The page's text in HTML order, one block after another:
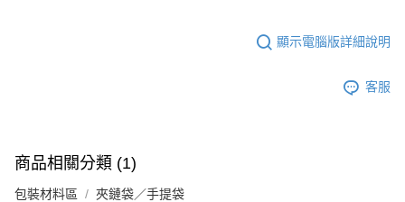
顯示電腦版詳細說明
客服
商品相關分類 (1)
包裝材料區 夾鏈袋／手提袋